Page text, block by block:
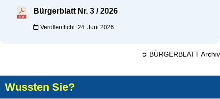
Bürgerblatt Nr. 3 / 2026
Veröffentlicht: 24. Juni 2026
➲ BÜRGERBLATT Archiv
Wussten Sie?